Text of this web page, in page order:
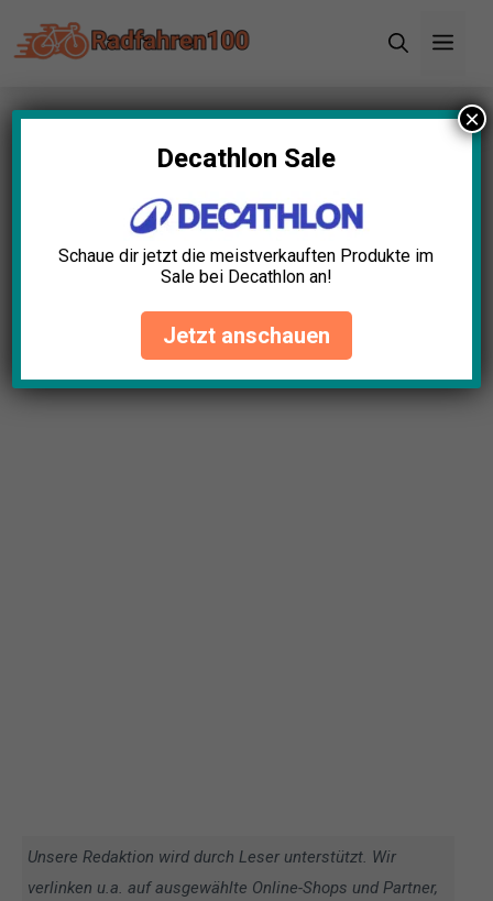
Inhalt
Startseite»Blog»11+ tolle Radfahren Black
Friday Angebote (2024)
11+ tolle Radfahren Black
Friday Angebote (2024)
David Schwarz April 23, 2025
Unsere Redaktion wird durch Leser unterstützt. Wir
verlinken u.a. auf ausgewählte Online-Shops und Partner,
Decathlon Sale
Schaue dir jetzt die meistverkauften Produkte im
Sale bei Decathlon an!
Jetzt anschauen
×